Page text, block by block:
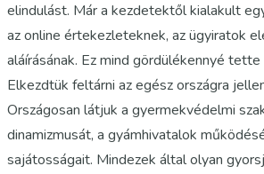
elindulást. Már a kezdetektől kialakult
az online értekezleteknek, az ügyiratok
aláírásának. Ez mind gördülékennyé
Elkezdtük feltárni az egész országra
Országosan látjuk a gyermekvédelmi
dinamizmusát, a gyámhivatalok
sajátosságait. Mindezek által olyan